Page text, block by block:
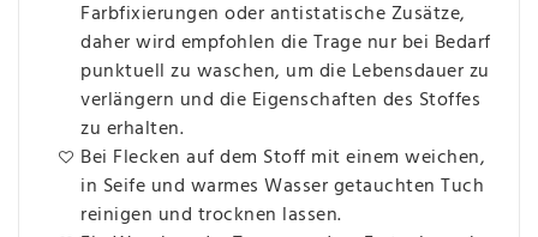
Farbfixierungen oder antistatische Zusätze,
daher wird empfohlen die Trage nur bei Bedarf
punktuell zu waschen, um die Lebensdauer zu
verlängern und die Eigenschaften des Stoffes
zu erhalten.
Bei Flecken auf dem Stoff mit einem weichen,
in Seife und warmes Wasser getauchten Tuch
reinigen und trocknen lassen.